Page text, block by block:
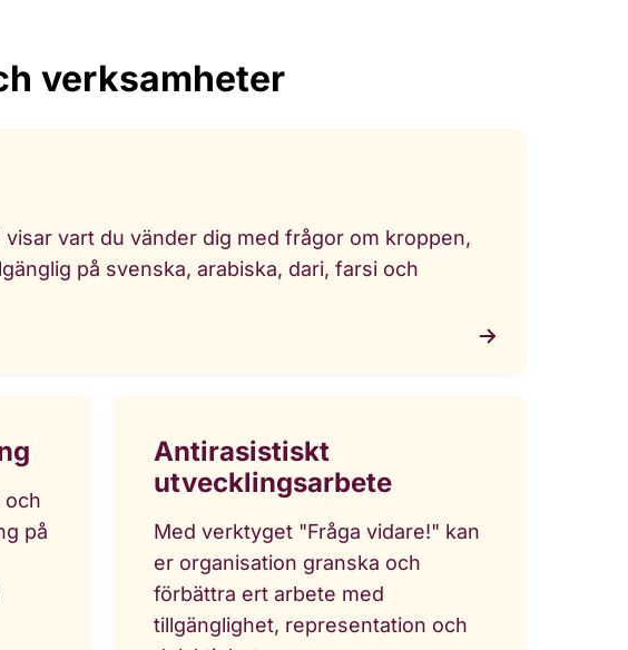
verksamheter
visar vart du vänder dig med frågor om kroppen,
på svenska, arabiska, dari, farsi och
och
på
Antirasistiskt
utvecklingsarbete
Med verktyget "Fråga vidare!" kan
er organisation granska och
förbättra ert arbete med
tillgänglighet, representation och